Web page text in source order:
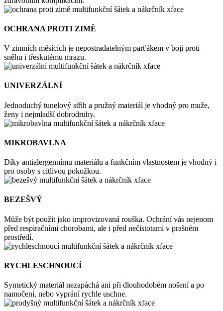
OCHRANA PROTI ZIMĚ
V zimních měsících je nepostradatelným parťákem v boji proti
sněhu i třeskutému mrazu.
UNIVERZÁLNÍ
Jednoduchý tunelový střih a pružný materiál je vhodný pro muže,
ženy i nejmladší dobrodruhy.
MIKROBAVLNA
Díky antialergennímu materiálu a funkčním vlastnostem je vhodný i
pro osoby s citlivou pokožkou.
BEZEŠVÝ
Může být použit jako improvizovaná rouška. Ochrání vás nejenom
před respiračními chorobami, ale i před nečistotami v prašném
prostředí.
RYCHLESCHNOUCÍ
Syntetický materiál nezapáchá ani při dlouhodobém nošení a po
namočení, nebo vyprání rychle uschne.